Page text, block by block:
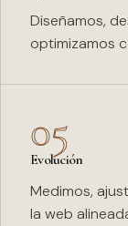
Diseñamos,
optimizamos
05
Evolución
Medimos,
la web